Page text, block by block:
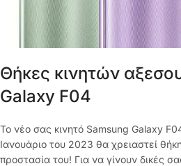
Θήκες κινητών
Galaxy F04
Το νέο σας κινητό Samsung Galaxy
Ιανουάριο του 2023 θα χρειαστεί
προστασία του! Για να γίνουν δικές